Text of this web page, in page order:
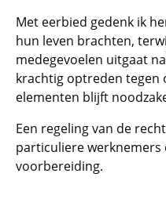
Met eerbied gedenk ik
hun leven brachten,
medegevoelen uitgaat
krachtig optreden
elementen blijft
Een regeling van de
particuliere werknemers
voorbereiding.